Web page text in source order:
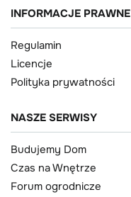
INFORMACJE PRAWNE
Regulamin
Licencje
Polityka prywatności
NASZE SERWISY
Budujemy Dom
Czas na Wnętrze
Forum ogrodnicze